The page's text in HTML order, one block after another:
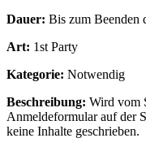
Dauer: Bis zum Beenden
Art: 1st Party
Kategorie: Notwendig
Beschreibung: Wird vom
Anmeldeformular auf der
keine Inhalte geschrieben.